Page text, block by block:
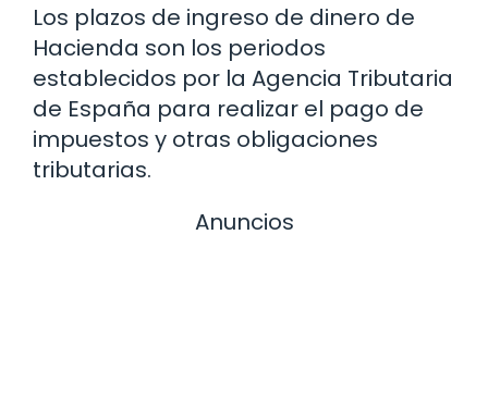
Los plazos de ingreso de dinero de
Hacienda son los periodos
establecidos por la Agencia Tributaria
de España para realizar el pago de
impuestos y otras obligaciones
tributarias.
Anuncios